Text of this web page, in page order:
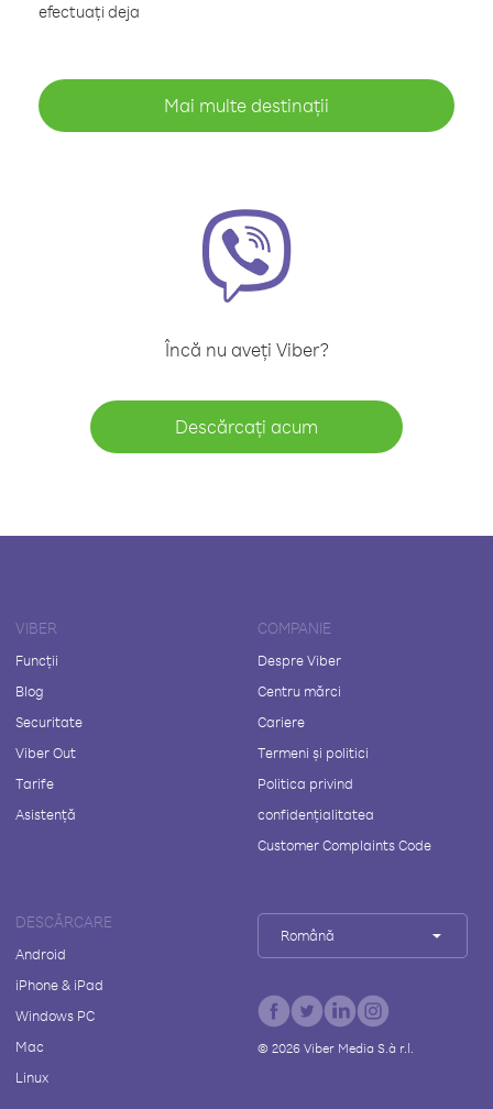
efectuați deja
Mai multe destinații
Încă nu aveți Viber?
Descărcați acum
VIBER
Funcții
Blog
Securitate
Viber Out
Tarife
Asistență
COMPANIE
Despre Viber
Centru mărci
Cariere
Termeni și politici
Politica privind
confidențialitatea
Customer Complaints Code
DESCĂRCARE
Android
iPhone & iPad
Windows PC
Mac
Linux
Română
© 2026Viber Media S.à r.l.